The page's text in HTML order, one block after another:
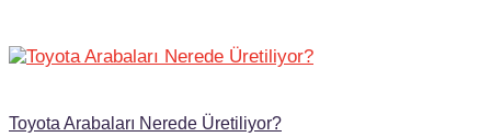
Toyota Arabaları Nerede Üretiliyor?